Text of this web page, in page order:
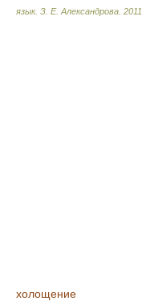
язык. З. Е. Александрова 2011
холощение